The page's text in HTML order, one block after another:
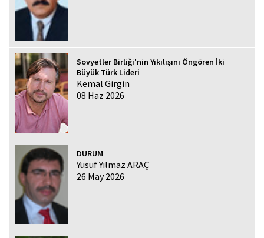
Sovyetler Birliği'nin Yıkılışını Öngören İki
Büyük Türk Lideri
Kemal Girgin
08 Haz 2026
DURUM
Yusuf Yılmaz ARAÇ
26 May 2026